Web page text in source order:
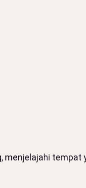
menjelajahi tempat